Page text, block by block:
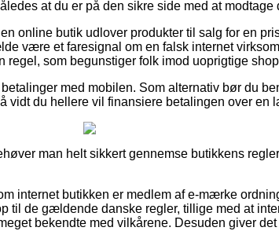
at du er på den sikre side med at modtage
online butik udlover produkter til salg for en
være et faresignal om en falsk internet
regel, som begunstiger folk imod uoprigtige
med mobilen. Som alternativ bør du
vidt du hellere vil finansiere betalingen over en
man helt sikkert gennemse butikkens
internet butikken er medlem af e-mærke
til de gældende danske regler, tillige med at
bekendte med vilkårene. Desuden giver